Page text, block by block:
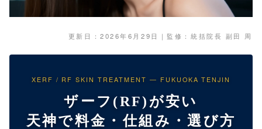
更新日：2026年6月29日｜監修：統括院長 副田 周
XERF / RF SKIN TREATMENT — FUKUOKA TENJIN
ザーフ(RF)が安い
天神で料金・仕組み・選び方